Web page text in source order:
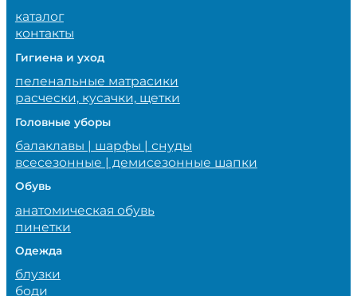
каталог
контакты
Гигиена и уход
пеленальные матрасики
расчески, кусачки, щетки
Головные уборы
балаклавы | шарфы | снуды
всесезонные | демисезонные шапки
Обувь
анатомическая обувь
пинетки
Одежда
блузки
боди